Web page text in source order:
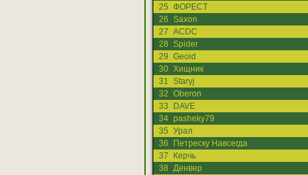
25 ФОРЕСТ
26 Saxon
27 ACDC
28 Spider
29 Geoid
30 Хищник
31 Staryj
32 Oberon
33
DAVE
34 pasheky79
35 Урал
36
Петреску Навсегда
37
Керчь
38 Денвер